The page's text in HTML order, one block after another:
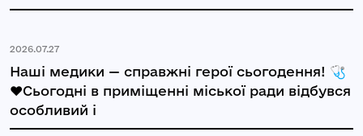
2026.07.27
Наші медики — справжні герої сьогодення! 🩺
❤️Сьогодні в приміщенні міської ради відбувся
особливий і